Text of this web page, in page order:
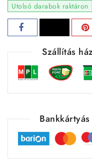
Utolsó darabok raktáron
Szállítás